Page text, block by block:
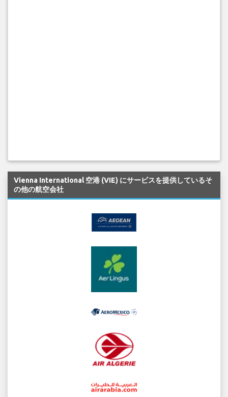
Vienna International 空港 (VIE) にサービスを提供しているそ
の他の航空会社